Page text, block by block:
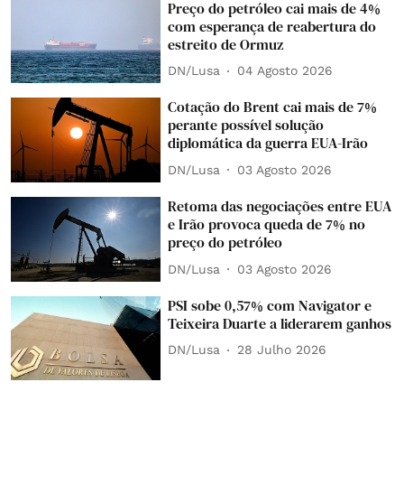
Preço do petróleo cai mais de 4%
com esperança de reabertura do
estreito de Ormuz
DN/Lusa 04 Agosto 2026
Cotação do Brent cai mais de 7%
perante possível solução
diplomática da guerra EUA-Irão
DN/Lusa 03 Agosto 2026
Retoma das negociações entre EUA
e Irão provoca queda de 7% no
preço do petróleo
DN/Lusa 03 Agosto 2026
PSI sobe 0,57% com Navigator e
Teixeira Duarte a liderarem ganhos
DN/Lusa 28 Julho 2026